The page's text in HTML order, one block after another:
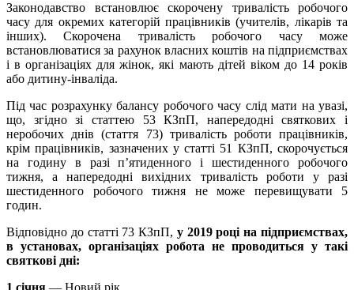
Законодавство встановлює скорочену тривалість робочого
часу для окремих категорій працівників (учителів, лікарів та
інших). Скорочена тривалість робочого часу може
встановлюватися за рахунок власних коштів на підприємствах
і в організаціях для жінок, які мають дітей віком до 14 років
або дитину-інваліда.
Під час розрахунку балансу робочого часу слід мати на увазі,
що, згідно зі статтею 53 КЗпП, напередодні святкових і
неробочих днів (стаття 73) тривалість роботи працівників,
крім працівників, зазначених у статті 51 КЗпП, скорочується
на годину в разі п’ятиденного і шестиденного робочого
тижня, а напередодні вихідних тривалість роботи у разі
шестиденного робочого тижня не може перевищувати 5
годин.
Відповідно до статті 73 КЗпП, у 2019 році на підприємствах,
в установах, організаціях робота не проводиться у такі
святкові дні: